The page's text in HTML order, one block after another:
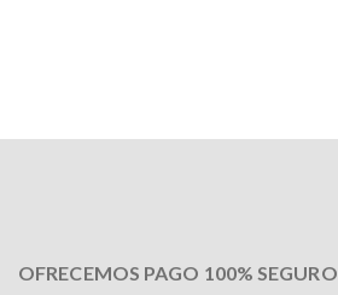
OFRECEMOS PAGO 100% SEGURO